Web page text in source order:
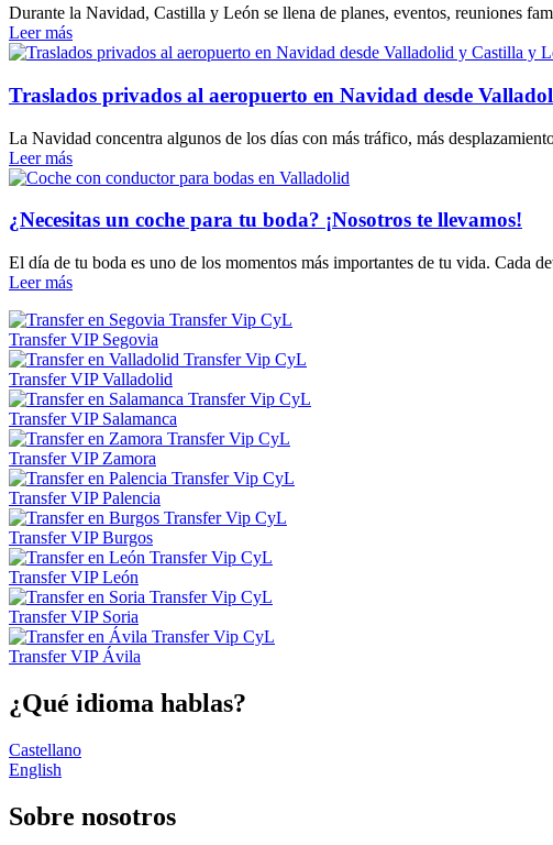
Durante la Navidad, Castilla y León se llena de planes, eventos, reuniones
Leer más
Traslados privados al aeropuerto en Navidad desde
La Navidad concentra algunos de los días con más tráfico, más
Leer más
¿Necesitas un coche para tu boda? ¡Nosotros te llevamos!
El día de tu boda es uno de los momentos más importantes de tu vida.
Leer más
Transfer VIP Segovia
Transfer VIP Valladolid
Transfer VIP Salamanca
Transfer VIP Zamora
Transfer VIP Palencia
Transfer VIP Burgos
Transfer VIP León
Transfer VIP Soria
Transfer VIP Ávila
¿Qué idioma hablas?
Castellano
English
Sobre nosotros